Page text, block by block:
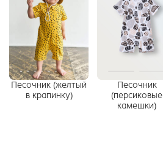
Песочник (желтый
в крапинку)
Песочник
(персиковые
камешки)